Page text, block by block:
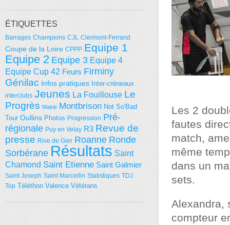
Les 2
fautes
match,
même
dans un
sets.
Alexandra,
compteur
ÉTIQUETTES
Barrages Champions CJL Clermont-Ferrand
Coupe de la Loire CPPP Equipe 1
Equipe 2 Equipe 3 Equipe 4
Equipe Cup 42 Feurs Firminy
Génilac Infos pratiques Inter-créneaux
interclubs Jeunes La Fouillouse Le
Progrès Mairie Montbrison Not So'Bad
Tour Oullins Photos Progression Pré-
régionale Puy en Velay R3 Revue de
presse Rive de Gier Roanne Ronde
Sorbérane Résultats Saint
Chamond Saint Etienne Saint Galmier
Saint Joseph Saint Marcellin Statistiques TDJ
Top Téléthon Valence Vétérans